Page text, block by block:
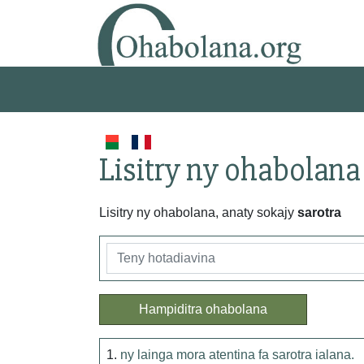
Lisitry ny ohabolana
Lisitry ny ohabolana, anaty sokajy sarotra
Hampiditra ohabolana
1. ny lainga mora atentina fa sarotra ialana.